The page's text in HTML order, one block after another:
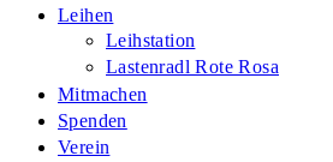
Leihen
Leihstation
Lastenradl Rote Rosa
Mitmachen
Spenden
Verein